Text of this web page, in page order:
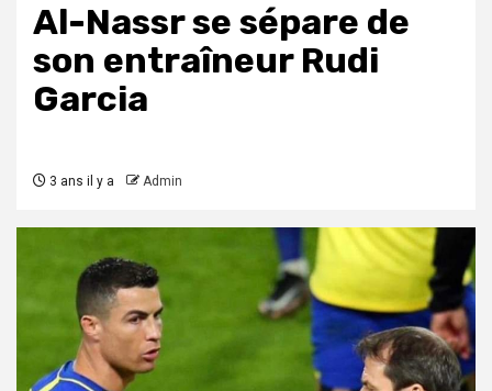
Al-Nassr se sépare de
son entraîneur Rudi
Garcia
3 ans il y a Admin